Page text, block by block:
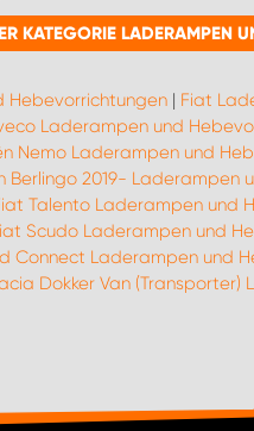
KATEGORIE LADERAMPEN
Hebevorrichtungen | Fiat
Laderampen und
Nemo Laderampen und
Berlingo 2019- Laderampen
Talento Laderampen und
Scudo Laderampen und
Connect Laderampen und
Dokker Van